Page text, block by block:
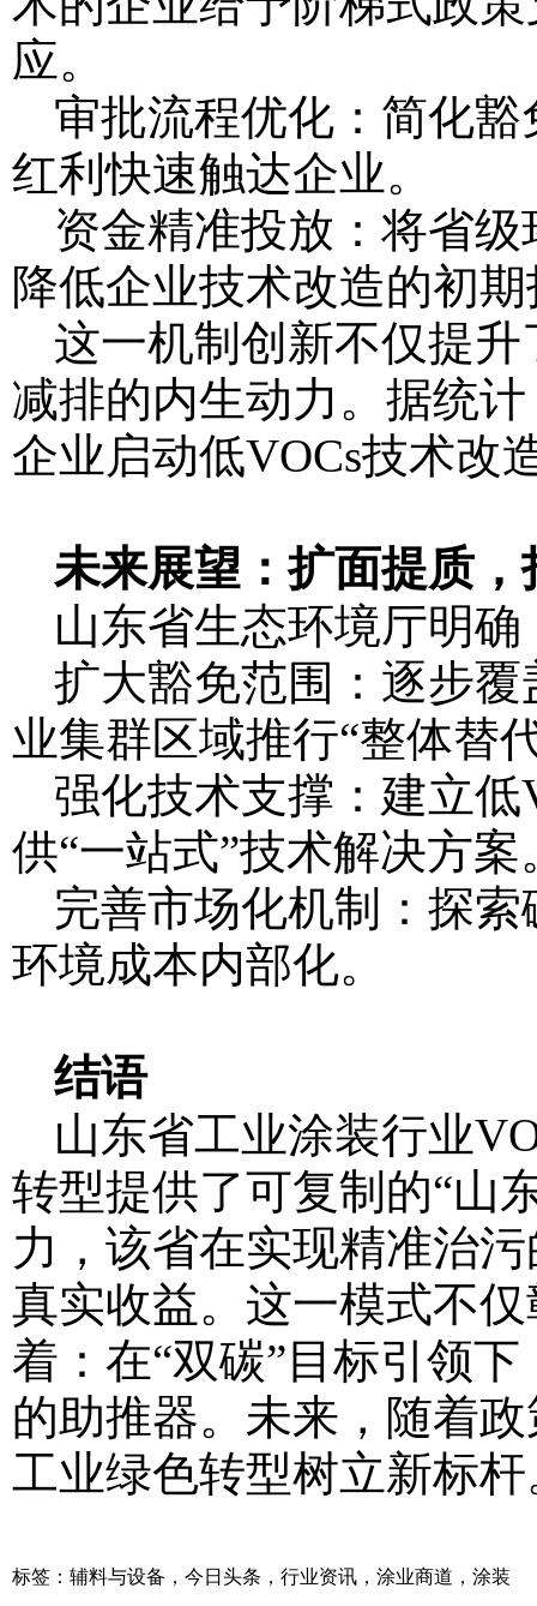
应。
审批流程优化：简化
红利快速触达企业。
资金精准投放：将省
降低企业技术改造的初
这一机制创新不仅提
减排的内生动力。据统
企业启动低VOCs技术改
未来展望：扩面提质
山东省生态环境厅明
扩大豁免范围：逐步
业集群区域推行“整体替
强化技术支撑：建立
供“一站式”技术解决方案
完善市场化机制：探
环境成本内部化。
结语
山东省工业涂装行业
转型提供了可复制的“山
力，该省在实现精准治
真实收益。这一模式不
着：在“双碳”目标引领
的助推器。未来，随着
工业绿色转型树立新标杆
标签： 辅料与设备 ， 今日头条 ， 行业资讯 ， 涂业商道 ， 涂装